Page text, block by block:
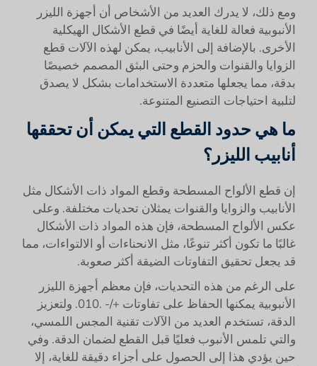
ومع ذلك، لا يدرك العديد من الأشخاص أن أجهزة الليزر
الأنبوبية فعالة للغاية أيضًا في قطع الأشكال الهيكلية
الأخرى. بالإضافة إلى الأنابيب، يمكن لهذه الآلات قطع
الزوايا والقنوات والحزم وحتى البثق المصمم خصيصًا
بدقة، مما يجعلها متعددة الاستخدامات بشكل لا يصدق
لتلبية احتياجات التصنيع المتنوعة.
ما هي حدود القطع التي يمكن أن تحققها
أنابيب الليزر؟
إن قطع الألواح المسطحة وقطع المواد ذات الأشكال مثل
الأنابيب والزوايا والقنوات يمثلان تحديات مختلفة. وعلى
عكس الألواح المسطحة، فإن هذه المواد ذات الأشكال
غالبًا ما تكون أكثر تنوعًا، مثل الانحناءات أو الالتواءات، مما
قد يجعل تحقيق التفاوتات الضيقة أكثر صعوبة.
على الرغم من هذه التحديات، فإن معظم أجهزة الليزر
الأنبوبية يمكنها الحفاظ على تفاوتات +/- .010. ولتعزيز
الدقة، تستخدم العديد من الآلات تقنية المجس اللمسي،
والتي تلمس الأنبوب فعليًا قبل القطع لضمان الدقة. وفي
حين يؤدي هذا إلى الحصول على أجزاء دقيقة للغاية، إلا